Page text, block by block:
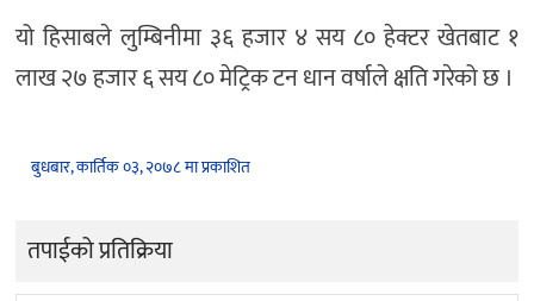
यो हिसाबले लुम्बिनीमा ३६ हजार ४ सय ८० हेक्टर खेतबाट १
लाख २७ हजार ६ सय ८० मेट्रिक टन धान वर्षाले क्षति गरेको छ ।
बुधबार, कार्तिक ०३, २०७८ मा प्रकाशित
तपाईको प्रतिक्रिया